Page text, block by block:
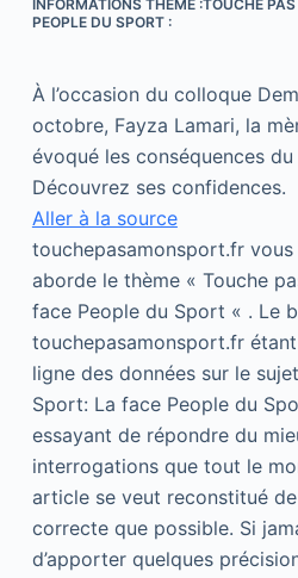
INFORMATIONS THÈME :TOUCHE
PEOPLE DU SPORT :
À l’occasion du colloque
octobre, Fayza Lamari, la
évoqué les conséquences
Découvrez ses confidences.
Aller à la source
touchepasamonsport.fr
aborde le thème « Touche
face People du Sport « . Le
touchepasamonsport.fr
ligne des données sur le
Sport: La face People du
essayant de répondre du
interrogations que tout le
article se veut reconstitué
correcte que possible. Si
d’apporter quelques